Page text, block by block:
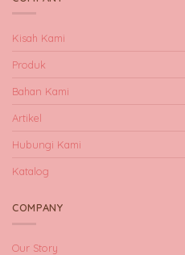
Kisah Kami
Produk
Bahan Kami
Artikel
Hubungi Kami
Katalog
COMPANY
Our Story